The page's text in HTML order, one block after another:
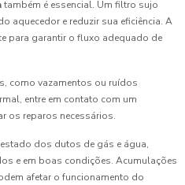
também é essencial. Um filtro sujo
aquecedor e reduzir sua eficiência. A
para garantir o fluxo adequado de
como vazamentos ou ruídos
entre em contato com um
os reparos necessários.
dos dutos de gás e água,
e em boas condições. Acumulações
afetar o funcionamento do